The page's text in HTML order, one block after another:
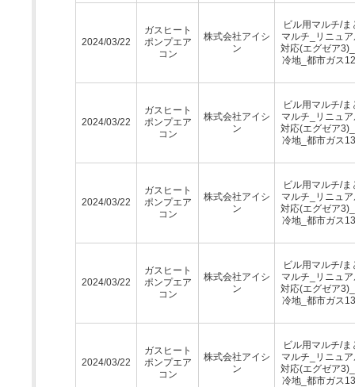
2024/03/22
ガスヒート
ポンプエア
コン
株式会社アイシ
ン
ビル用マルチ/ま
マルチ_リニュ
対応(エグゼア
冷地_都市ガス
2024/03/22
ガスヒート
ポンプエア
コン
株式会社アイシ
ン
ビル用マルチ/ま
マルチ_リニュ
対応(エグゼア
冷地_都市ガス
2024/03/22
ガスヒート
ポンプエア
コン
株式会社アイシ
ン
ビル用マルチ/ま
マルチ_リニュ
対応(エグゼア
冷地_都市ガス
2024/03/22
ガスヒート
ポンプエア
コン
株式会社アイシ
ン
ビル用マルチ/ま
マルチ_リニュ
対応(エグゼア
冷地_都市ガス
2024/03/22
ガスヒート
ポンプエア
コン
株式会社アイシ
ン
ビル用マルチ/ま
マルチ_リニュ
対応(エグゼア
冷地_都市ガス